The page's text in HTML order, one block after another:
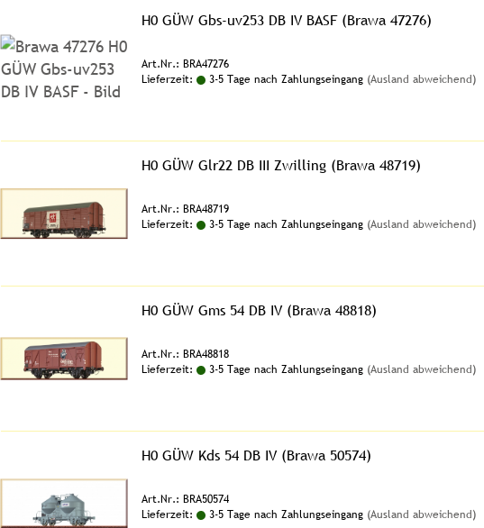
H0 GÜW Gbs-uv253 DB IV BASF (Brawa 47276)
Art.Nr.: BRA47276
Lieferzeit:
3-5 Tage nach Zahlungseingang (Ausland abweichend)
H0 GÜW Glr22 DB III Zwilling (Brawa 48719)
Art.Nr.: BRA48719
Lieferzeit:
3-5 Tage nach Zahlungseingang (Ausland abweichend)
H0 GÜW Gms 54 DB IV (Brawa 48818)
Art.Nr.: BRA48818
Lieferzeit:
3-5 Tage nach Zahlungseingang (Ausland abweichend)
H0 GÜW Kds 54 DB IV (Brawa 50574)
Art.Nr.: BRA50574
Lieferzeit:
3-5 Tage nach Zahlungseingang (Ausland abweichend)